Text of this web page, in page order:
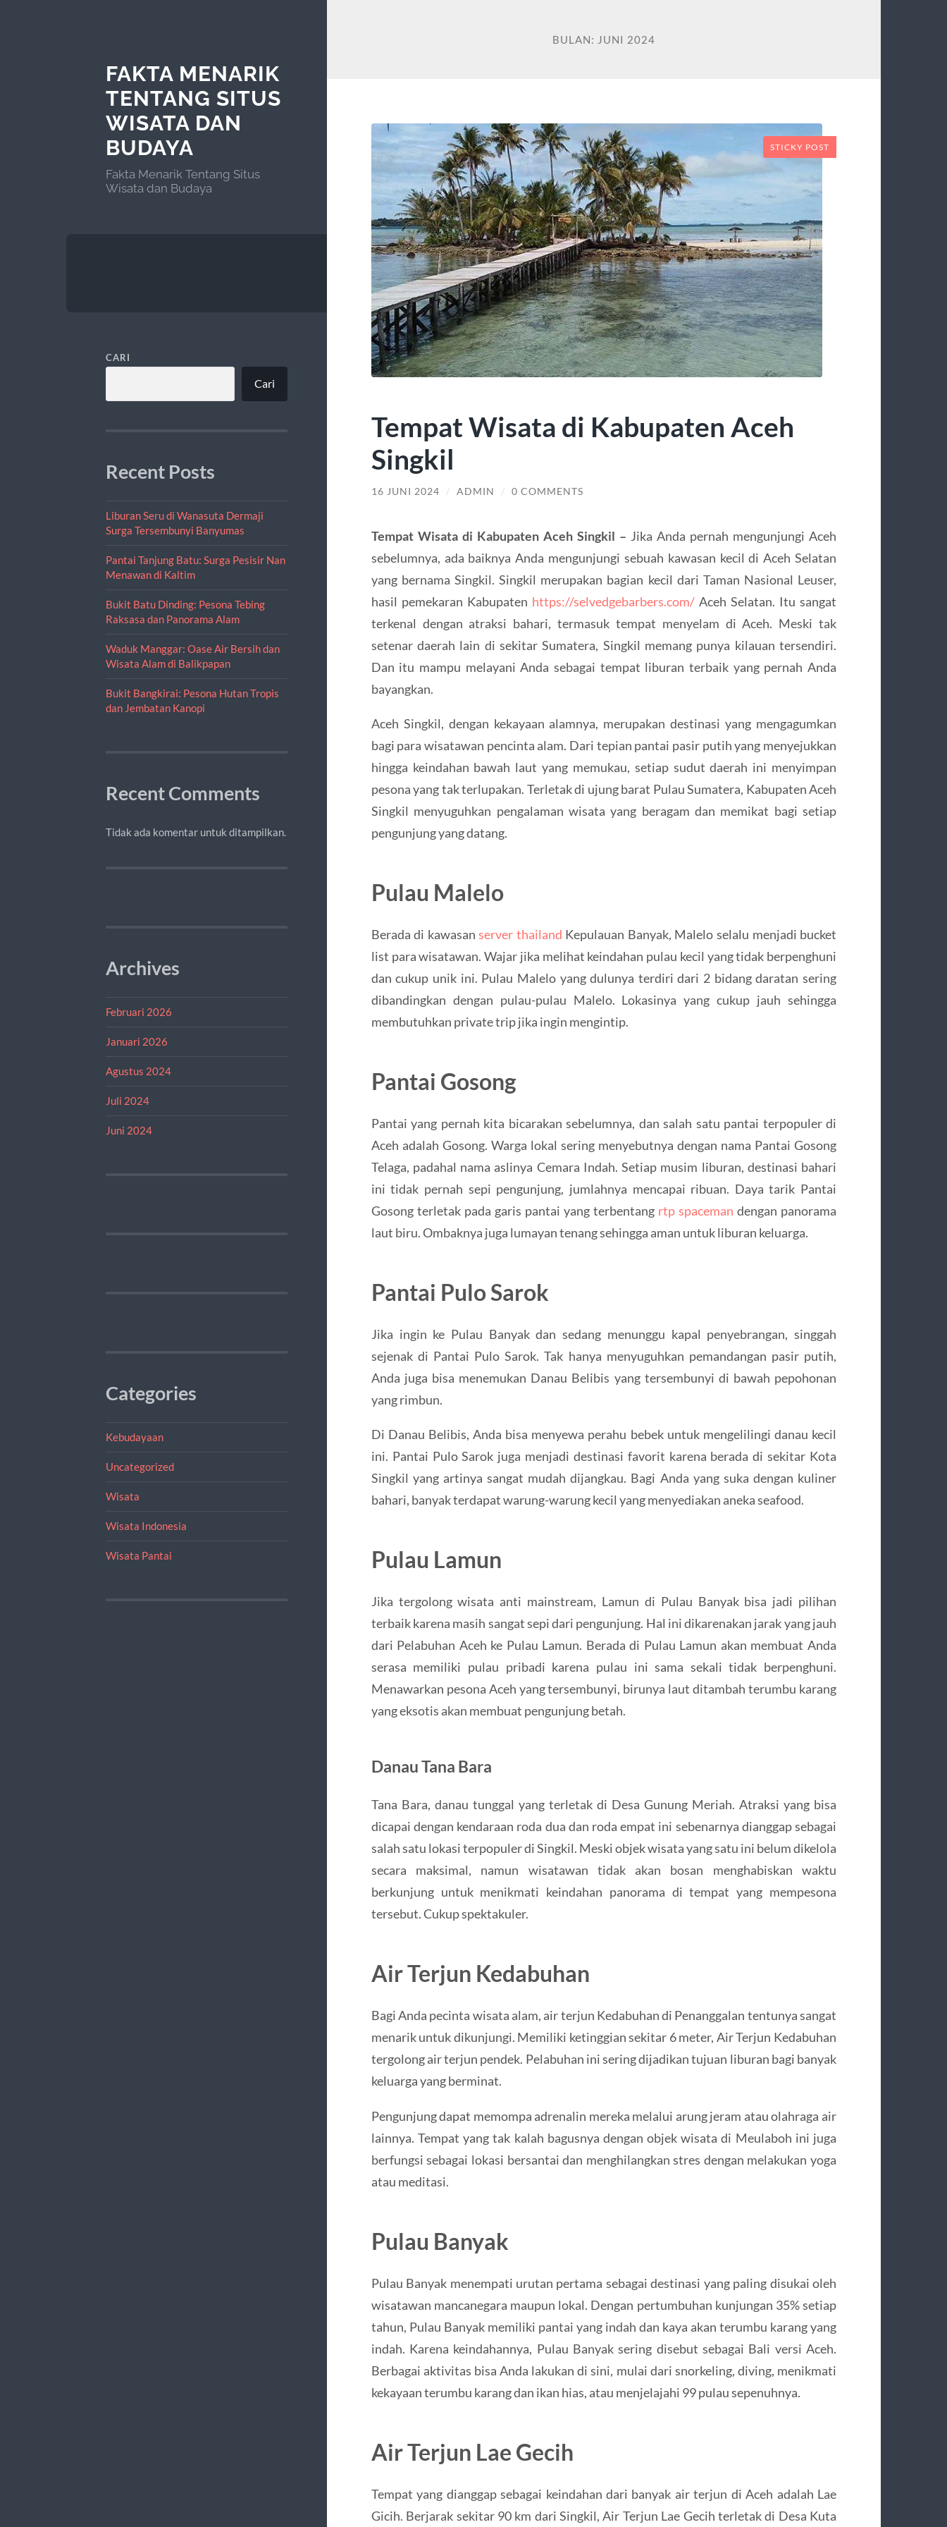
FAKTA MENARIK
TENTANG SITUS
WISATA DAN
BUDAYA
Fakta Menarik Tentang Situs
Wisata dan Budaya
CARI
Cari
Recent Posts
Liburan Seru di Wanasuta Dermaji
Surga Tersembunyi Banyumas
Pantai Tanjung Batu: Surga Pesisir Nan
Menawan di Kaltim
Bukit Batu Dinding: Pesona Tebing
Raksasa dan Panorama Alam
Waduk Manggar: Oase Air Bersih dan
Wisata Alam di Balikpapan
Bukit Bangkirai: Pesona Hutan Tropis
dan Jembatan Kanopi
Recent Comments
Tidak ada komentar untuk ditampilkan.
Archives
Februari 2026
Januari 2026
Agustus 2024
Juli 2024
Juni 2024
Categories
Kebudayaan
Uncategorized
Wisata
Wisata Indonesia
Wisata Pantai
BULAN: JUNI 2024
STICKY POST
Tempat Wisata di Kabupaten Aceh
Singkil
16 JUNI 2024 / ADMIN / 0 COMMENTS
Tempat Wisata di Kabupaten Aceh Singkil – Jika Anda pernah mengunjungi Aceh
sebelumnya, ada baiknya Anda mengunjungi sebuah kawasan kecil di Aceh Selatan
yang bernama Singkil. Singkil merupakan bagian kecil dari Taman Nasional Leuser,
hasil pemekaran Kabupaten https://selvedgebarbers.com/Aceh Selatan. Itu sangat
terkenal dengan atraksi bahari, termasuk tempat menyelam di Aceh. Meski tak
setenar daerah lain di sekitar Sumatera, Singkil memang punya kilauan tersendiri.
Dan itu mampu melayani Anda sebagai tempat liburan terbaik yang pernah Anda
bayangkan.
Aceh Singkil, dengan kekayaan alamnya, merupakan destinasi yang mengagumkan
bagi para wisatawan pencinta alam. Dari tepian pantai pasir putih yang menyejukkan
hingga keindahan bawah laut yang memukau, setiap sudut daerah ini menyimpan
pesona yang tak terlupakan. Terletak di ujung barat Pulau Sumatera, Kabupaten Aceh
Singkil menyuguhkan pengalaman wisata yang beragam dan memikat bagi setiap
pengunjung yang datang.
Pulau Malelo
Berada di kawasanserver thailand Kepulauan Banyak, Malelo selalu menjadi bucket
list para wisatawan. Wajar jika melihat keindahan pulau kecil yang tidak berpenghuni
dan cukup unik ini. Pulau Malelo yang dulunya terdiri dari 2 bidang daratan sering
dibandingkan dengan pulau-pulau Malelo. Lokasinya yang cukup jauh sehingga
membutuhkan private trip jika ingin mengintip.
Pantai Gosong
Pantai yang pernah kita bicarakan sebelumnya, dan salah satu pantai terpopuler di
Aceh adalah Gosong. Warga lokal sering menyebutnya dengan nama Pantai Gosong
Telaga, padahal nama aslinya Cemara Indah. Setiap musim liburan, destinasi bahari
ini tidak pernah sepi pengunjung, jumlahnya mencapai ribuan. Daya tarik Pantai
Gosong terletak pada garis pantai yang terbentang rtp spaceman dengan panorama
laut biru. Ombaknya juga lumayan tenang sehingga aman untuk liburan keluarga.
Pantai Pulo Sarok
Jika ingin ke Pulau Banyak dan sedang menunggu kapal penyebrangan, singgah
sejenak di Pantai Pulo Sarok. Tak hanya menyuguhkan pemandangan pasir putih,
Anda juga bisa menemukan Danau Belibis yang tersembunyi di bawah pepohonan
yang rimbun.
Di Danau Belibis, Anda bisa menyewa perahu bebek untuk mengelilingi danau kecil
ini. Pantai Pulo Sarok juga menjadi destinasi favorit karena berada di sekitar Kota
Singkil yang artinya sangat mudah dijangkau. Bagi Anda yang suka dengan kuliner
bahari, banyak terdapat warung-warung kecil yang menyediakan aneka seafood.
Pulau Lamun
Jika tergolong wisata anti mainstream, Lamun di Pulau Banyak bisa jadi pilihan
terbaik karena masih sangat sepi dari pengunjung. Hal ini dikarenakan jarak yang jauh
dari Pelabuhan Aceh ke Pulau Lamun. Berada di Pulau Lamun akan membuat Anda
serasa memiliki pulau pribadi karena pulau ini sama sekali tidak berpenghuni.
Menawarkan pesona Aceh yang tersembunyi, birunya laut ditambah terumbu karang
yang eksotis akan membuat pengunjung betah.
Danau Tana Bara
Tana Bara, danau tunggal yang terletak di Desa Gunung Meriah. Atraksi yang bisa
dicapai dengan kendaraan roda dua dan roda empat ini sebenarnya dianggap sebagai
salah satu lokasi terpopuler di Singkil. Meski objek wisata yang satu ini belum dikelola
secara maksimal, namun wisatawan tidak akan bosan menghabiskan waktu
berkunjung untuk menikmati keindahan panorama di tempat yang mempesona
tersebut. Cukup spektakuler.
Air Terjun Kedabuhan
Bagi Anda pecinta wisata alam, air terjun Kedabuhan di Penanggalan tentunya sangat
menarik untuk dikunjungi. Memiliki ketinggian sekitar 6 meter, Air Terjun Kedabuhan
tergolong air terjun pendek. Pelabuhan ini sering dijadikan tujuan liburan bagi banyak
keluarga yang berminat.
Pengunjung dapat memompa adrenalin mereka melalui arung jeram atau olahraga air
lainnya. Tempat yang tak kalah bagusnya dengan objek wisata di Meulaboh ini juga
berfungsi sebagai lokasi bersantai dan menghilangkan stres dengan melakukan yoga
atau meditasi.
Pulau Banyak
Pulau Banyak menempati urutan pertama sebagai destinasi yang paling disukai oleh
wisatawan mancanegara maupun lokal. Dengan pertumbuhan kunjungan 35% setiap
tahun, Pulau Banyak memiliki pantai yang indah dan kaya akan terumbu karang yang
indah. Karena keindahannya, Pulau Banyak sering disebut sebagai Bali versi Aceh.
Berbagai aktivitas bisa Anda lakukan di sini, mulai dari snorkeling, diving, menikmati
kekayaan terumbu karang dan ikan hias, atau menjelajahi 99 pulau sepenuhnya.
Air Terjun Lae Gecih
Tempat yang dianggap sebagai keindahan dari banyak air terjun di Aceh adalah Lae
Gicih. Berjarak sekitar 90 km dari Singkil, Air Terjun Lae Gecih terletak di Desa Kuta